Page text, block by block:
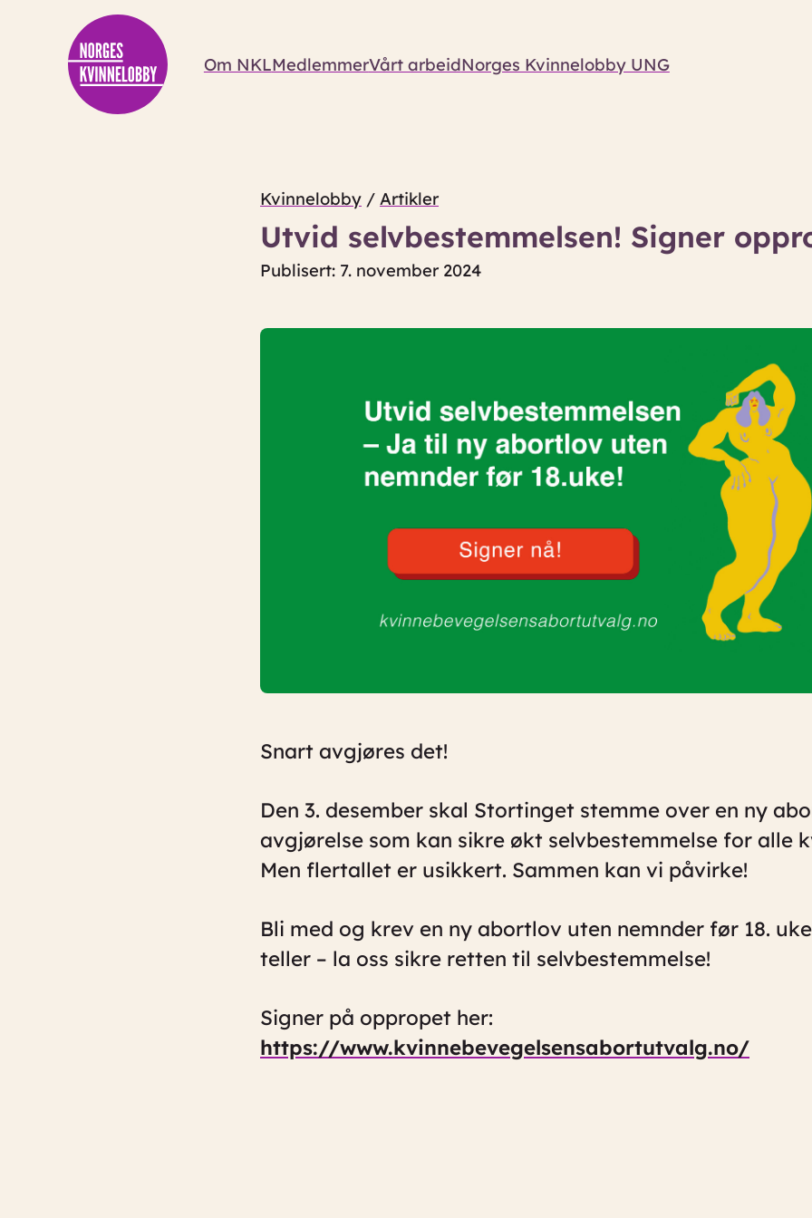
Om NKLMedlemmerVårt arbeidNorges Kvinnelobby UNG
Kvinnelobby / Artikler
Utvid selvbestemmelsen! Signer
Publisert: 7. november 2024
Snart avgjøres det!
Den 3. desember skal Stortinget stemme over en ny
avgjørelse som kan sikre økt selvbestemmelse for alle
Men flertallet er usikkert. Sammen kan vi påvirke!
Bli med og krev en ny abortlov uten nemnder før 18.
teller – la oss sikre retten til selvbestemmelse!
Signer på oppropet her:
https://www.kvinnebevegelsensabortutvalg.no/